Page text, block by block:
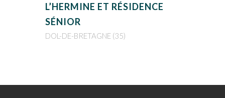
L’HERMINE ET RÉSIDENCE
SÉNIOR
DOL-DE-BRETAGNE (35)